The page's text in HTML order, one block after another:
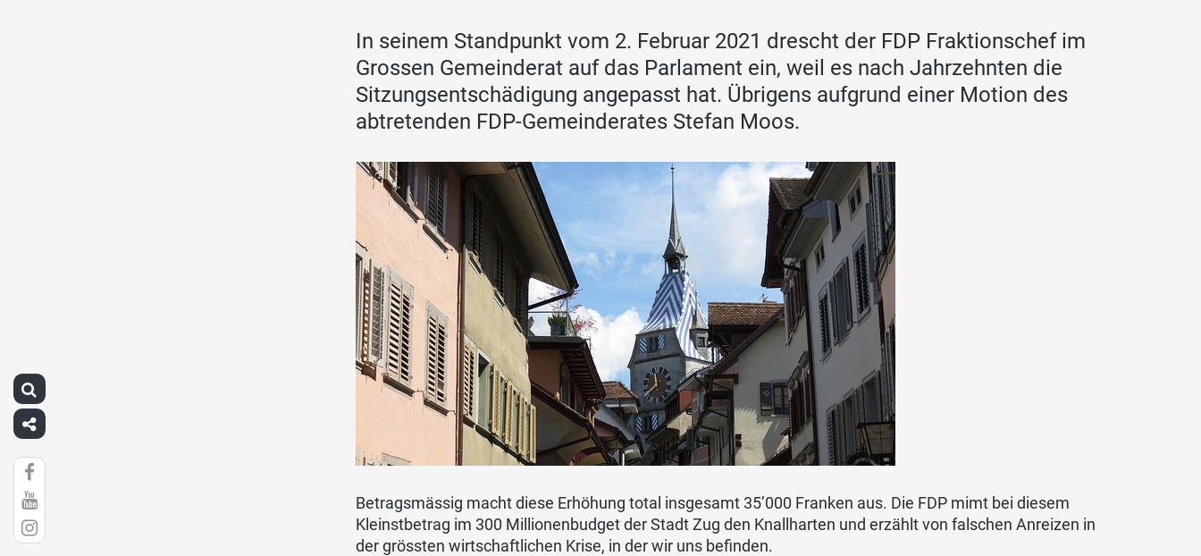
In seinem Standpunkt vom 2. Februar 2021 drescht der FDP Fraktionschef im
Grossen Gemeinderat auf das Parlament ein, weil es nach Jahrzehnten die
Sitzungsentschädigung angepasst hat. Übrigens aufgrund einer Motion des
abtretenden FDP-Gemeinderates Stefan Moos.
Betragsmässig macht diese Erhöhung total insgesamt 35’000 Franken aus. Die FDP mimt bei diesem
Kleinstbetrag im 300 Millionenbudget der Stadt Zug den Knallharten und erzählt von falschen Anreizen in
der grössten wirtschaftlichen Krise, in der wir uns befinden.